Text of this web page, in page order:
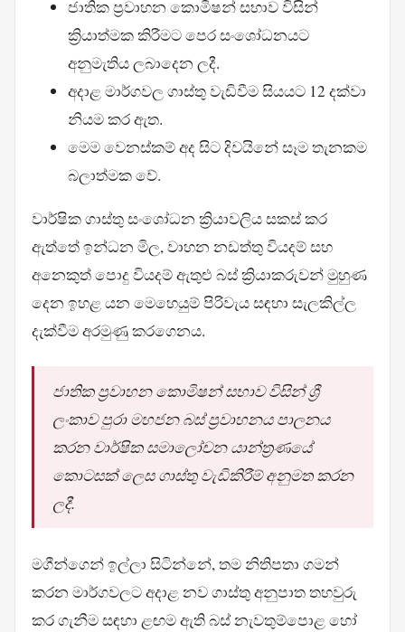
ජාතික ප්‍රවාහන කොමිෂන් සභාව විසින්
ක්‍රියාත්මක කිරීමට පෙර සංශෝධනයට
අනුමැතිය ලබාදෙන ලදී.
අදාළ මාර්ගවල ගාස්තු වැඩිවීම සියයට 12 දක්වා
නියම කර ඇත.
මෙම වෙනස්කම් අද සිට දිවයිනේ සෑම තැනකම
බලාත්මක වේ.
වාර්ෂික ගාස්තු සංශෝධන ක්‍රියාවලිය සකස් කර
ඇත්තේ ඉන්ධන මිල, වාහන නඩත්තු වියදම් සහ
අනෙකුත් පොදු වියදම් ඇතුළු බස් ක්‍රියාකරුවන් මුහුණ
දෙන ඉහළ යන මෙහෙයුම් පිරිවැය සඳහා සැලකිල්ල
දැක්වීම අරමුණු කරගෙනය.
ජාතික ප්‍රවාහන කොමිෂන් සභාව විසින් ශ්‍රී
ලංකාව පුරා මහජන බස් ප්‍රවාහනය පාලනය
කරන වාර්ෂික සමාලෝචන යාන්ත්‍රණයේ
කොටසක් ලෙස ගාස්තු වැඩිකිරීම් අනුමත කරන
ලදී.
මගීන්ගෙන් ඉල්ලා සිටින්නේ, තම නිතිපතා ගමන්
කරන මාර්ගවලට අදාළ නව ගාස්තු අනුපාත තහවුරු
කර ගැනීම සඳහා ළඟම ඇති බස් නැවතුම්පොළ හෝ